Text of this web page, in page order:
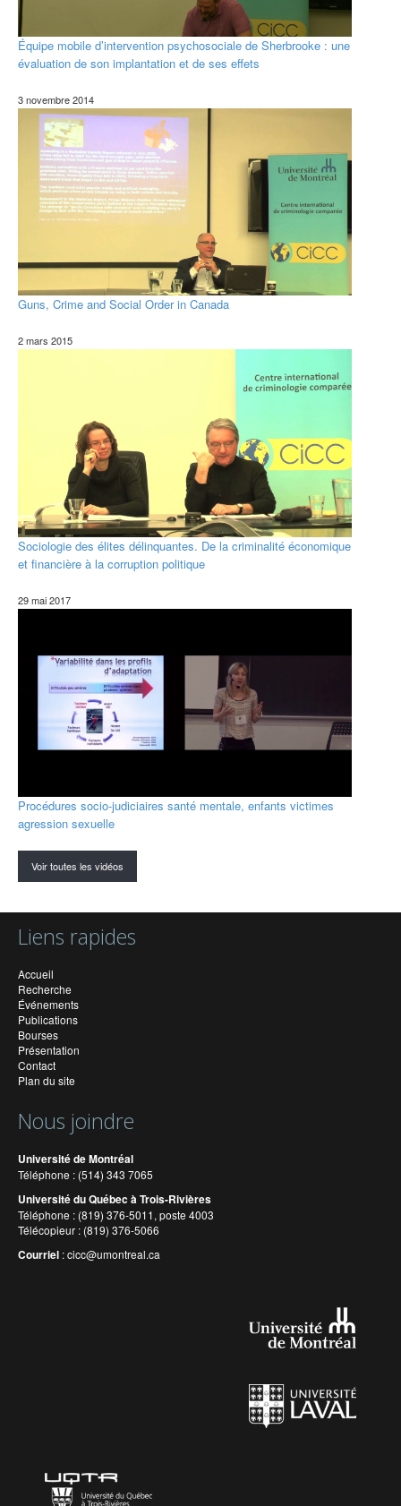
Équipe mobile d’intervention psychosociale de Sherbrooke : une
évaluation de son implantation et de ses effets
3 novembre 2014
Guns, Crime and Social Order in Canada
2 mars 2015
Sociologie des élites délinquantes. De la criminalité économique
et financière à la corruption politique
29 mai 2017
Procédures socio-judiciaires santé mentale, enfants victimes
agression sexuelle
Voir toutes les vidéos
Liens rapides
Accueil
Recherche
Événements
Publications
Bourses
Présentation
Contact
Plan du site
Nous joindre
Université de Montréal
Téléphone : (514) 343 7065
Université du Québec à Trois-Rivières
Téléphone : (819) 376-5011, poste 4003
Télécopieur : (819) 376-5066
Courriel :cicc@umontreal.ca